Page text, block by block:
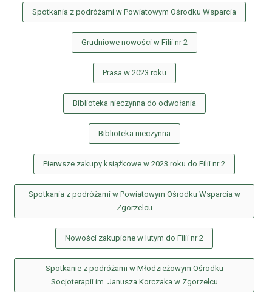
Spotkania z podróżami w Powiatowym Ośrodku Wsparcia
Grudniowe nowości w Filii nr 2
Prasa w 2023 roku
Biblioteka nieczynna do odwołania
Biblioteka nieczynna
Pierwsze zakupy książkowe w 2023 roku do Filii nr 2
Spotkania z podróżami w Powiatowym Ośrodku Wsparcia w
Zgorzelcu
Nowości zakupione w lutym do Filii nr 2
Spotkanie z podróżami w Młodzieżowym Ośrodku
Socjoterapii im. Janusza Korczaka w Zgorzelcu